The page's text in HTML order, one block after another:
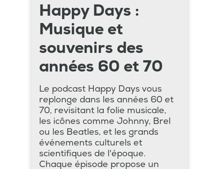
Happy Days :
Musique et
souvenirs des
années 60 et 70
Le podcast Happy Days vous
replonge dans les années 60 et
70, revisitant la folie musicale,
les icônes comme Johnny, Brel
ou les Beatles, et les grands
événements culturels et
scientifiques de l'époque.
Chaque épisode propose un